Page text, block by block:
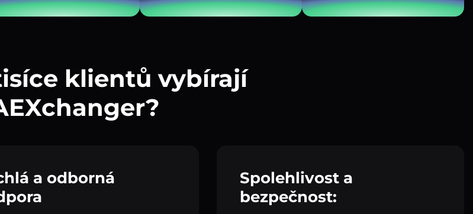
klientů vybírají
a odborná
Spolehlivost a
bezpečnost: